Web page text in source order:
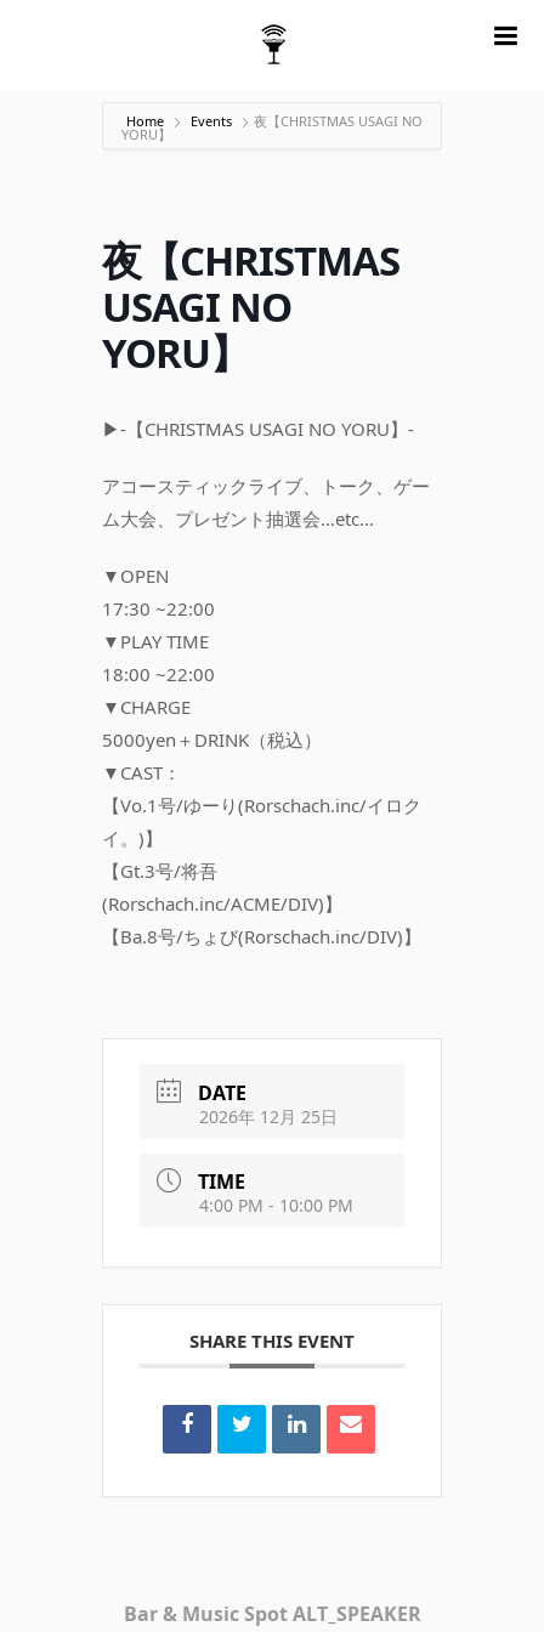
Home Events 夜【CHRISTMAS USAGI NO
YORU】
夜【CHRISTMAS
USAGI NO
YORU】
▶︎-【CHRISTMAS USAGI NO YORU】-
アコースティックライブ、トーク、ゲー
ム大会、プレゼント抽選会…etc…
▼OPEN
17:30 ~22:00
▼PLAY TIME
18:00 ~22:00
▼CHARGE
5000yen＋DRINK（税込）
▼CAST：
【Vo.1号/ゆーり(Rorschach.inc/イロク
イ。)】
【Gt.3号/将吾
(Rorschach.inc/ACME/DIV)】
【Ba.8号/ちょび(Rorschach.inc/DIV)】
DATE
2026年 12月 25日
TIME
4:00 PM - 10:00 PM
SHARE THIS EVENT
Bar & Music Spot ALT_SPEAKER